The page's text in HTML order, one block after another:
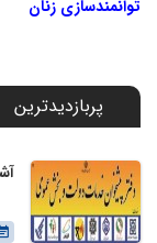
توانمندسازی زنان
پربازدیدترین